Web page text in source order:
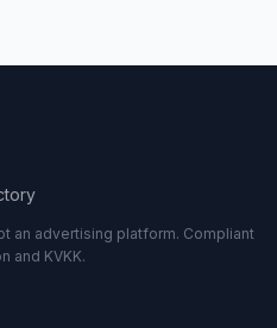
an advertising platform. Compliant
and KVKK.